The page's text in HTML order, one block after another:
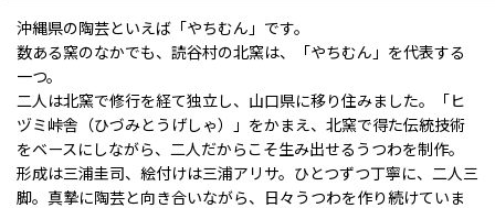
沖縄県の陶芸といえば「やちむん」です。
数ある窯のなかでも、読谷村の北窯は、「やちむん」を代表する
一つ。
二人は北窯で修行を経て独立し、山口県に移り住みました。「ヒ
ヅミ峠舎（ひづみとうげしゃ）」をかまえ、北窯で得た伝統技術
をベースにしながら、二人だからこそ生み出せるうつわを制作。
形成は三浦圭司、絵付けは三浦アリサ。ひとつずつ丁寧に、二人三
脚。真摯に陶芸と向き合いながら、日々うつわを作り続けていま